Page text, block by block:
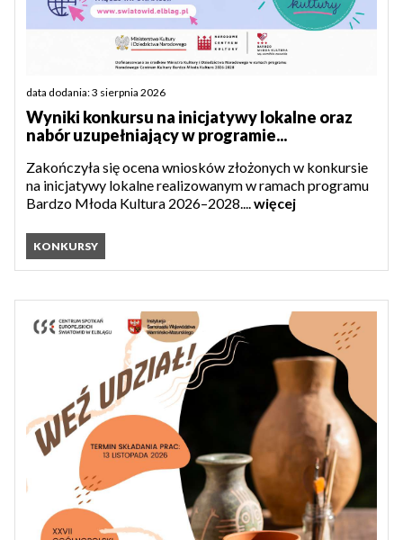
data dodania: 3 sierpnia 2026
Wyniki konkursu na inicjatywy lokalne oraz
nabór uzupełniający w programie...
Zakończyła się ocena wniosków złożonych w konkursie
na inicjatywy lokalne realizowanym w ramach programu
Bardzo Młoda Kultura 2026–2028....więcej
KONKURSY